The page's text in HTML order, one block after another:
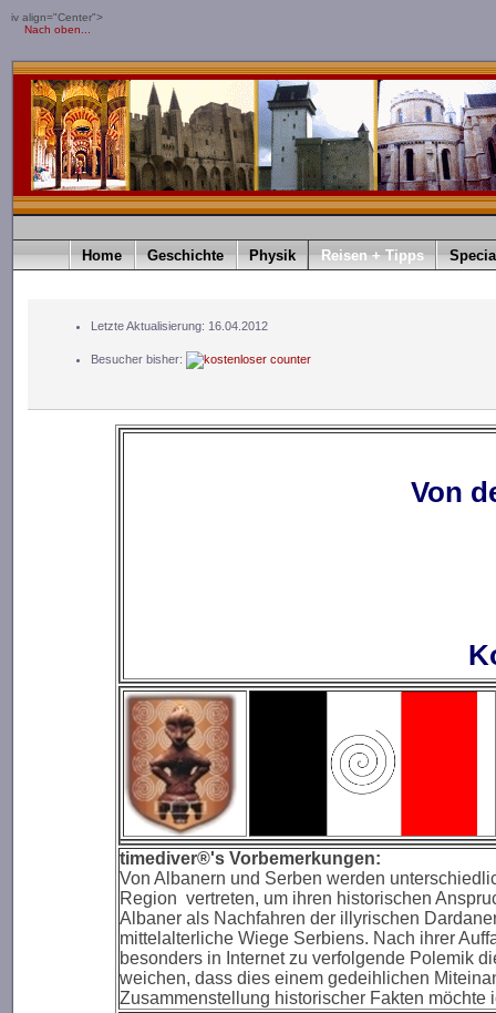
iv align="Center">
Nach oben...
Home Geschichte Physik Reisen + Tipps
Letzte Aktualisierung: 16.04.2012
Besucher bisher:
Von
timediver®'s Vorbemerkungen:
Von Albanern und Serben werden
Region vertreten, um ihren historischen
Albaner als Nachfahren der illyrischen
mittelalterliche Wiege Serbiens. Nach ihrer
besonders in Internet zu verfolgende Polemik
weichen, dass dies einem gedeihlichen
Zusammenstellung historischer Fakten